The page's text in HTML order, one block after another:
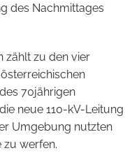
des Nachmittages
zählt zu den vier
70jährigen
neue 110-kV-Leitung
Umgebung nutzten
zu werfen.